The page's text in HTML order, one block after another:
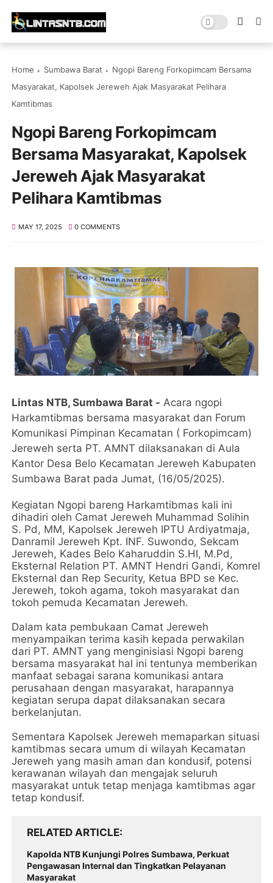
Home Sumbawa Barat
Ngopi Bareng Forkopimcam Bersama
Masyarakat, Kapolsek Jereweh Ajak Masyarakat Pelihara
Kamtibmas
Ngopi Bareng Forkopimcam
Bersama Masyarakat, Kapolsek
Jereweh Ajak Masyarakat
Pelihara Kamtibmas
MAY 17, 2025 0 COMMENTS
Lintas NTB, Sumbawa Barat - Acara ngopi
Harkamtibmas bersama masyarakat dan Forum
Komunikasi Pimpinan Kecamatan ( Forkopimcam)
Jereweh serta PT. AMNT dilaksanakan di Aula
Kantor Desa Belo Kecamatan Jereweh Kabupaten
Sumbawa Barat pada Jumat, (16/05/2025).
Kegiatan Ngopi bareng Harkamtibmas kali ini
dihadiri oleh Camat Jereweh Muhammad Solihin
S. Pd, MM, Kapolsek Jereweh IPTU Ardiyatmaja,
Danramil Jereweh Kpt. INF. Suwondo, Sekcam
Jereweh, Kades Belo Kaharuddin S.HI, M.Pd,
Eksternal Relation PT. AMNT Hendri Gandi, Komrel
Eksternal dan Rep Security, Ketua BPD se Kec.
Jereweh, tokoh agama, tokoh masyarakat dan
tokoh pemuda Kecamatan Jereweh.
Dalam kata pembukaan Camat Jereweh
menyampaikan terima kasih kepada perwakilan
dari PT. AMNT yang menginisiasi Ngopi bareng
bersama masyarakat hal ini tentunya memberikan
manfaat sebagai sarana komunikasi antara
perusahaan dengan masyarakat, harapannya
kegiatan serupa dapat dilaksanakan secara
berkelanjutan.
Sementara Kapolsek Jereweh memaparkan situasi
kamtibmas secara umum di wilayah Kecamatan
Jereweh yang masih aman dan kondusif, potensi
kerawanan wilayah dan mengajak seluruh
masyarakat untuk tetap menjaga kamtibmas agar
tetap kondusif.
RELATED ARTICLE
Kapolda NTB Kunjungi Polres Sumbawa, Perkuat
Pengawasan Internal dan Tingkatkan Pelayanan
Masyarakat